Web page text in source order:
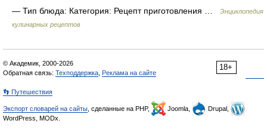
— Тип блюда: Категория: Рецепт приготовления …
Энциклопедия
кулинарных рецептов
18+
© Академик, 2000-2026
Обратная связь: Техподдержка Реклама на сайте
👣 Путешествия
Экспорт словарей на сайты , сделанные на PHP, Joomla,
Drupal,
WordPress, MODx.